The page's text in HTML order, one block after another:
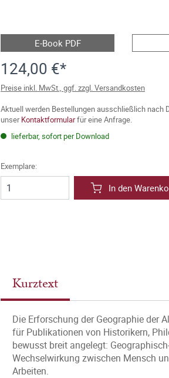
E-Book PDF
124,00 €*
Preise inkl. MwSt., ggf. zzgl. Versandkosten
Aktuell werden Bestellungen ausschließlich nach
unserKontaktformularfür eine Anfrage.
lieferbar, sofort per Download
Exemplare:
In den
Kurztext
Die Erforschung der Geographie der
für Publikationen von Historikern,
bewusst breit angelegt:
Wechselwirkung zwischen Mensch
Arbeiten.